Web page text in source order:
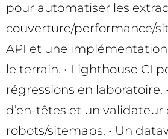
pour automatiser les
couverture/performance/
API et une
le terrain. • Lighthouse CI
régressions en laboratoire.
d’en-têtes et un validateur
robots/sitemaps. • Un